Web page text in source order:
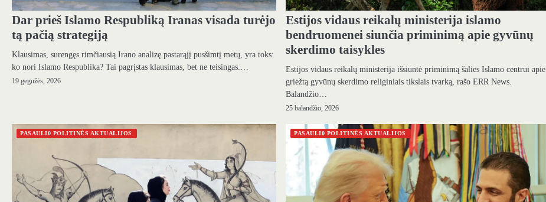
Dar prieš Islamo Respubliką Iranas visada turėjo
tą pačią strategiją
Klausimas, surengęs rimčiausią Irano analizę pastarąjį pusšimtį metų, yra toks:
ko nori Islamo Respublika? Tai pagrįstas klausimas, bet ne teisingas.…
19 gegužės, 2026
Estijos vidaus reikalų ministerija islamo
bendruomenei siunčia priminimą apie gyvūnų
skerdimo taisykles
Estijos vidaus reikalų ministerija išsiuntė priminimą šalies Islamo centrui apie
griežtą gyvūnų skerdimo religiniais tikslais tvarką, rašo ERR News.
Balandžio…
25 balandžio, 2026
PASAULI0 POLITINĖS AKTUALIJOS PASAULI0 POLITINĖS AKTUALIJOS